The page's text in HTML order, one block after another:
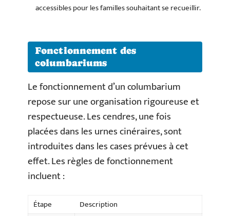
accessibles pour les familles souhaitant se recueillir.
Fonctionnement des
columbariums
Le fonctionnement d’un columbarium
repose sur une organisation rigoureuse et
respectueuse. Les cendres, une fois
placées dans les urnes cinéraires, sont
introduites dans les cases prévues à cet
effet. Les règles de fonctionnement
incluent :
Étape
Description